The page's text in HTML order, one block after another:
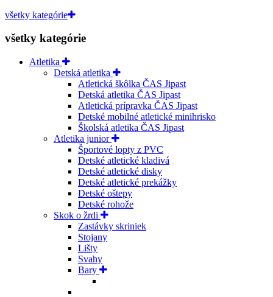
všetky kategórie
všetky kategórie
Atletika
Detská atletika
Atletická škôlka ČAS Jipast
Detská atletika ČAS Jipast
Atletická prípravka ČAS Jipast
Detské mobilné atletické minihrisko
Školská atletika ČAS Jipast
Atletika junior
Športové lopty z PVC
Detské atletické kladivá
Detské atletické disky
Detské atletické prekážky
Detské oštepy
Detské rohože
Skok o žrdi
Zastávky skriniek
Stojany
Lišty
Svahy
Bary